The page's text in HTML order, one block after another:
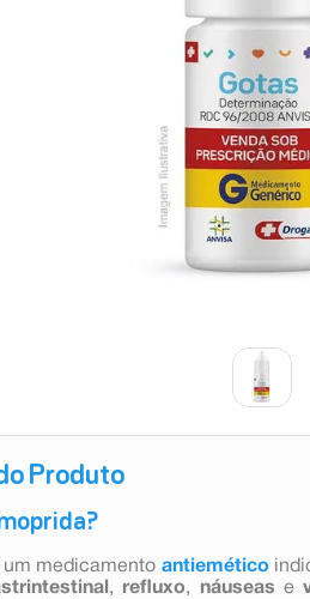
Produto
um medicamento antiemético
, refluxo, náuseas e
esmalte